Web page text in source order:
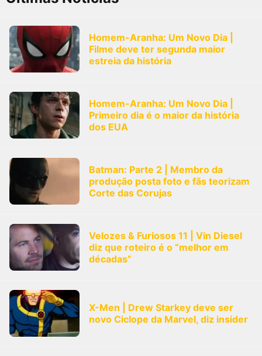
Homem-Aranha: Um Novo Dia |
Filme deve ter segunda maior
estreia da história
Homem-Aranha: Um Novo Dia |
Primeiro dia é o maior da história
dos EUA
Batman: Parte 2 | Membro da
produção posta foto e fãs teorizam
Corte das Corujas
Velozes & Furiosos 11 | Vin Diesel
diz que roteiro é o “melhor em
décadas”
X-Men | Drew Starkey deve ser
novo Ciclope da Marvel, diz insider